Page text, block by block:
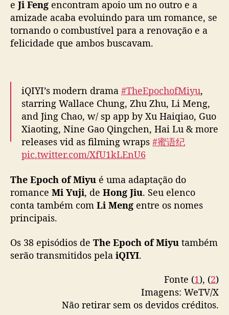
r
a
z
m
e
ç
o
s
a
d
i
v
c
r
a
e Ji Feng encontram apoio um no outro e a
amizade acaba evoluindo para um romance, se
tornando o combustível para a renovação e a
felicidade que ambos buscavam.
iQIYI’s modern drama #TheEpochofMiyu,
starring Wallace Chung, Zhu Zhu, Li Meng,
and Jing Chao, w/ sp app by Xu Haiqiao, Guo
Xiaoting, Nine Gao Qingchen, Hai Lu & more
releases vid as filming wraps #蜜语纪
pic.twitter.com/XfU1kLEnU6
— cdrama tweets (@dramapotatoe)April 17,
2025
The Epoch of Miyu é uma adaptação do
romance Mi Yuji, de Hong Jiu. Seu elenco
conta também com Li Meng entre os nomes
principais.
Os 38 episódios de The Epoch of Miyu também
serão transmitidos pela iQIYI.
Fonte (1), (2)
Imagens: WeTV/X
Não retirar sem os devidos créditos.